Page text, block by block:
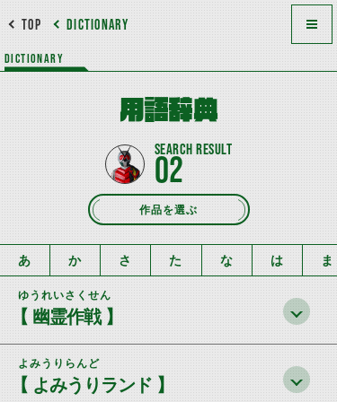
DICTIONARY
TOP
DICTIONARY
用語辞典
作品を選ぶ
02
あ か さ た な は ま
ゆうれいさくせん
【 幽霊作戦 】
よみうりらんど
【 よみうりランド 】